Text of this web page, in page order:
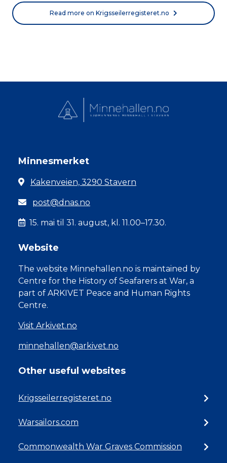
Read more on Krigsseilerregisteret.no
Minnesmerket
Kakenveien, 3290 Stavern
post@dnas.no
15. mai til 31. august, kl. 11.00–17.30.
Website
The website Minnehallen.no is maintained by
Centre for the History of Seafarers at War, a
part of ARKIVET Peace and Human Rights
Centre.
Visit Arkivet.no
minnehallen@arkivet.no
Other useful websites
Krigsseilerregisteret.no
Warsailors.com
Commonwealth War Graves Commission